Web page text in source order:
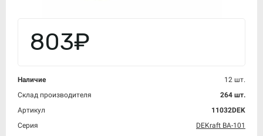
803₽
Наличие
12 шт.
Склад производителя
264 шт.
Артикул
11032DEK
Серия
DEKraft ВА-101